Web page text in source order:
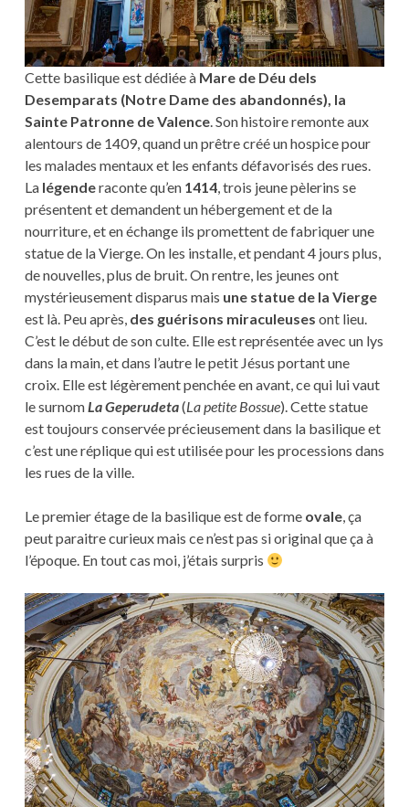
Cette basilique est dédiée à Mare de Déu dels
Desemparats (Notre Dame des abandonnés), la
Sainte Patronne de Valence. Son histoire remonte aux
alentours de 1409, quand un prêtre créé un hospice pour
les malades mentaux et les enfants défavorisés des rues.
La légenderaconte qu’en 1414, trois jeune pèlerins se
présentent et demandent un hébergement et de la
nourriture, et en échange ils promettent de fabriquer une
statue de la Vierge. On les installe, et pendant 4 jours plus,
de nouvelles, plus de bruit. On rentre, les jeunes ont
mystérieusement disparus mais une statue de la Vierge
est là. Peu après, des guérisons miraculeuses ont lieu.
C’est le début de son culte. Elle est représentée avec un lys
dans la main, et dans l’autre le petit Jésus portant une
croix. Elle est légèrement penchée en avant, ce qui lui vaut
le surnomLa Geperudeta(La petite Bossue). Cette statue
est toujours conservée précieusement dans la basilique et
c’est une réplique qui est utilisée pour les processions dans
les rues de la ville.
Le premier étage de la basilique est de forme ovale, ça
peut paraitre curieux mais ce n’est pas si original que ça à
l’époque. En tout cas moi, j’étais surpris